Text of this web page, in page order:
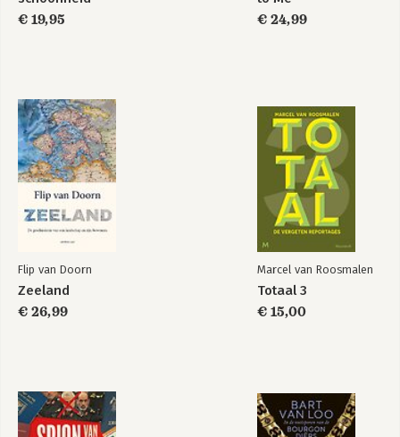
€ 19,95
€ 24,99
Flip van Doorn
Zeeland
€ 26,99
Marcel van Roosmalen
Totaal 3
€ 15,00